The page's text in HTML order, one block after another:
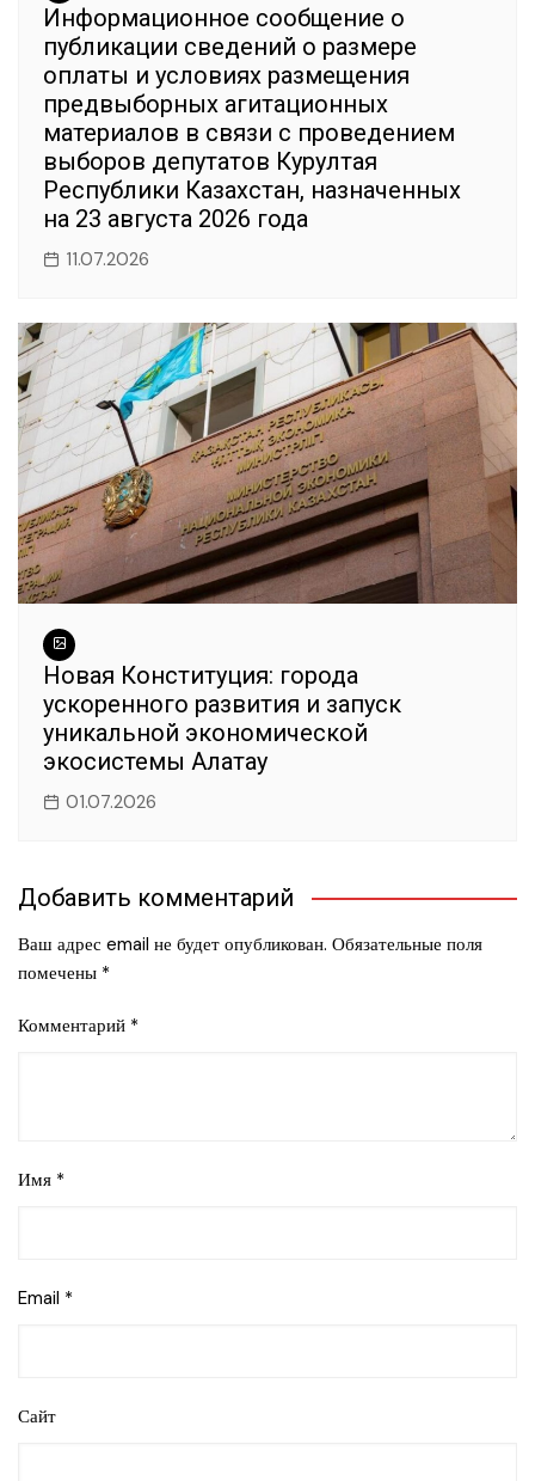
Информационное сообщение о
публикации сведений о размере
оплаты и условиях размещения
предвыборных агитационных
материалов в связи с проведением
выборов депутатов Курултая
Республики Казахстан, назначенных
на 23 августа 2026 года
11.07.2026
Новая Конституция: города
ускоренного развития и запуск
уникальной экономической
экосистемы Алатау
01.07.2026
Добавить комментарий
Ваш адрес email не будет опубликован. Обязательные поля
помечены *
Комментарий *
Имя *
Email *
Сайт